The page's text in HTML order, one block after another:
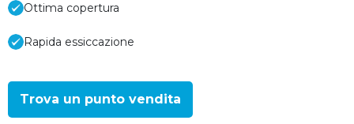
Ottima copertura
Rapida essiccazione
Trova un punto vendita